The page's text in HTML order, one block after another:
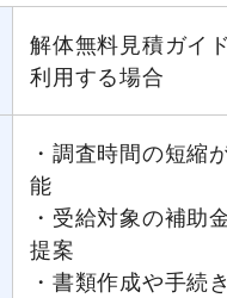
解体無料見積ガイ
利用する場合
・調査時間の短縮
能
・受給対象の補助
提案
・書類作成や手続